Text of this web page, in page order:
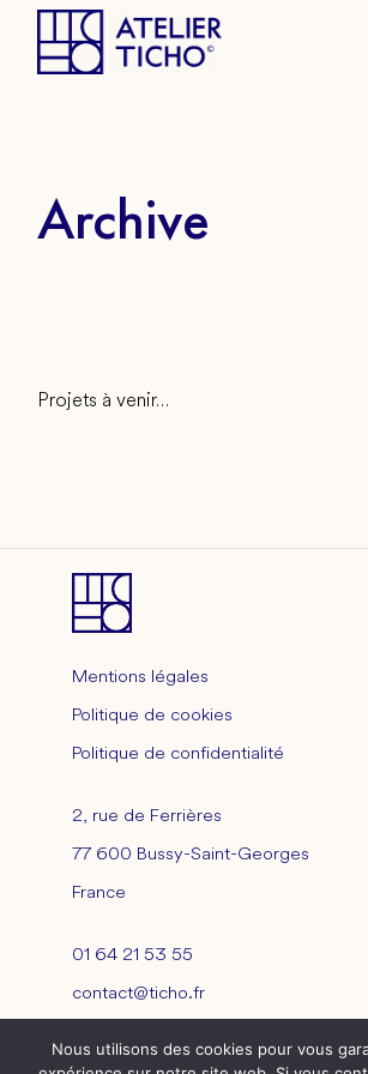
content
Archive
Projets à venir…
Mentions légales
Politique de cookies
Politique de confidentialité
2, rue de Ferrières
77 600 Bussy-Saint-Georges
France
01 64 21 53 55
contact@ticho.fr
Nous utilisons des cookies pour vous